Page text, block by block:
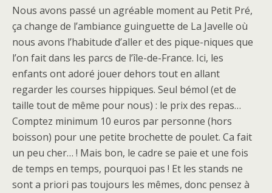
Nous avons passé un agréable moment au Petit Pré,
ça change de l’ambiance guinguette de La Javelle où
nous avons l’habitude d’aller et des pique-niques que
l’on fait dans les parcs de l’île-de-France. Ici, les
enfants ont adoré jouer dehors tout en allant
regarder les courses hippiques. Seul bémol (et de
taille tout de même pour nous) : le prix des repas…
Comptez minimum 10 euros par personne (hors
boisson) pour une petite brochette de poulet. Ca fait
un peu cher… ! Mais bon, le cadre se paie et une fois
de temps en temps, pourquoi pas ! Et les stands ne
sont a priori pas toujours les mêmes, donc pensez à